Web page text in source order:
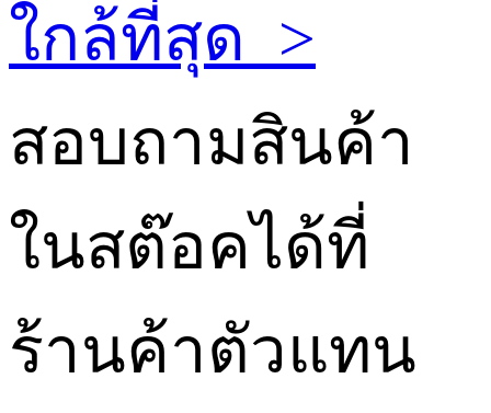
ใกล้ที่สุด >
สอบถามสินค้า
ในสต๊อคได้ที่
ร้านค้าตัวแทน